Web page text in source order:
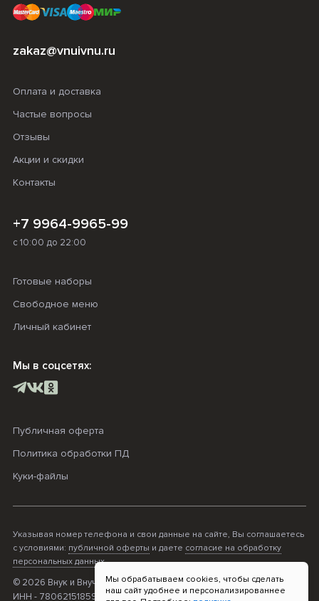
Мы обрабатываем cookies, чтобы сделать
наш сайт удобнее и персонализированнее
zakaz@vnuivnu.ru
Оплата и доставка
Частые вопросы
Отзывы
Акции и скидки
Контакты
+7 9964-9965-99
с 10:00 до 22:00
Готовые наборы
Свободное меню
Личный кабинет
Мы в соцсетях:
Публичная оферта
Политика обработки ПД
Куки-файлы
Указывая номер телефона и свои данные на сайте, Вы соглашаетесь
с условиями: публичной оферты и даете согласие на обработку
персональных данных.
© 2026 Внук и Внучка. ОГРНИП - 316470400068995;
ИНН - 780621518596; Прием платежей «Т-Банк»